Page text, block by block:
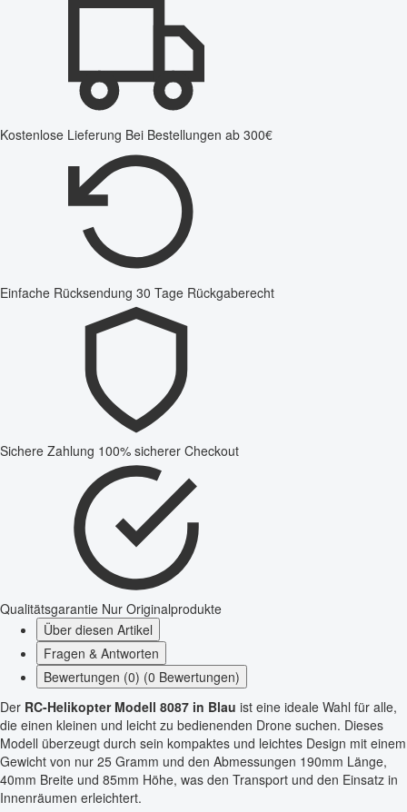
Kostenlose Lieferung Bei Bestellungen ab 300€
Einfache Rücksendung 30 Tage Rückgaberecht
Sichere Zahlung 100% sicherer Checkout
Qualitätsgarantie Nur Originalprodukte
Über diesen Artikel
Fragen & Antworten
Bewertungen (0) (0 Bewertungen)
Der RC-Helikopter Modell 8087 in Blau ist eine ideale Wahl für alle,
die einen kleinen und leicht zu bedienenden Drone suchen. Dieses
Modell überzeugt durch sein kompaktes und leichtes Design mit einem
Gewicht von nur 25 Gramm und den Abmessungen 190mm Länge,
40mm Breite und 85mm Höhe, was den Transport und den Einsatz in
Innenräumen erleichtert.